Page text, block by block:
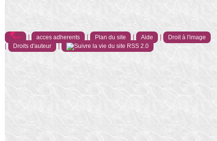
acces adherents Plan du site Aide Droit à l'image
Droits d'auteur RSS 2.0